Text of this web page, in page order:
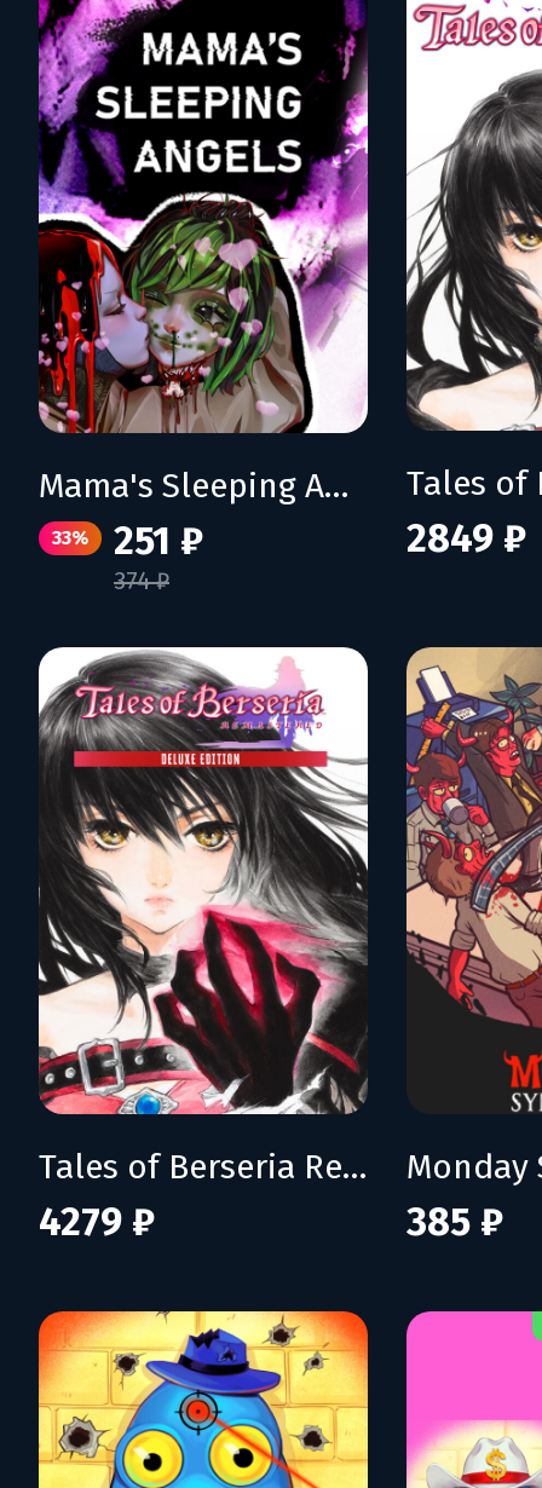
Mama's Sleeping Angels
33% 251 ₽
374 ₽
2849 ₽
Tales of Berseria Remastered: Deluxe Edition
4279 ₽
Monday
385 ₽